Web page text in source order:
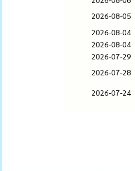
2026-08-05
2026-08-04
2026-08-04
2026-07-29
2026-07-28
2026-07-24